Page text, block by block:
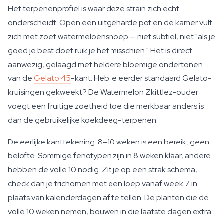
Het terpenenprofiel is waar deze strain zich echt
onderscheidt. Open een uitgeharde pot en de kamer vult
zich met zoet watermeloensnoep — niet subtiel, niet "als je
goed je best doet ruik je het misschien." Het is direct
aanwezig, gelaagd met heldere bloemige ondertonen
van deGelato 45-kant. Heb je eerder standaard Gelato-
kruisingen gekweekt? De Watermelon Zkittlez-ouder
voegt een fruitige zoetheid toe die merkbaar anders is
dan de gebruikelijke koekdeeg-terpenen.
De eerlijke kanttekening: 8–10 weken is een bereik, geen
belofte. Sommige fenotypen zijn in 8 weken klaar, andere
hebben de volle 10 nodig. Zit je op een strak schema,
check dan je trichomen met een loep vanaf week 7 in
plaats van kalenderdagen af te tellen. De planten die de
volle 10 weken nemen, bouwen in die laatste dagen extra